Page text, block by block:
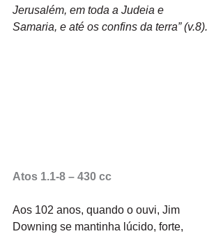
Jerusalém, em toda a Judeia e
Samaria, e até os confins da terra” (v.8).
Atos 1.1-8 – 430 cc
Aos 102 anos, quando o ouvi, Jim
Downing se mantinha lúcido, forte,